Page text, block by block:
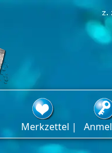
Merkzettel |